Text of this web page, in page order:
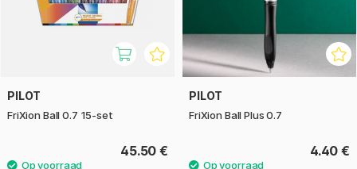
PILOT
FriXion Ball 0.7 15-set
45.50 €
PILOT
FriXion Ball Plus 0.7
4.40 €